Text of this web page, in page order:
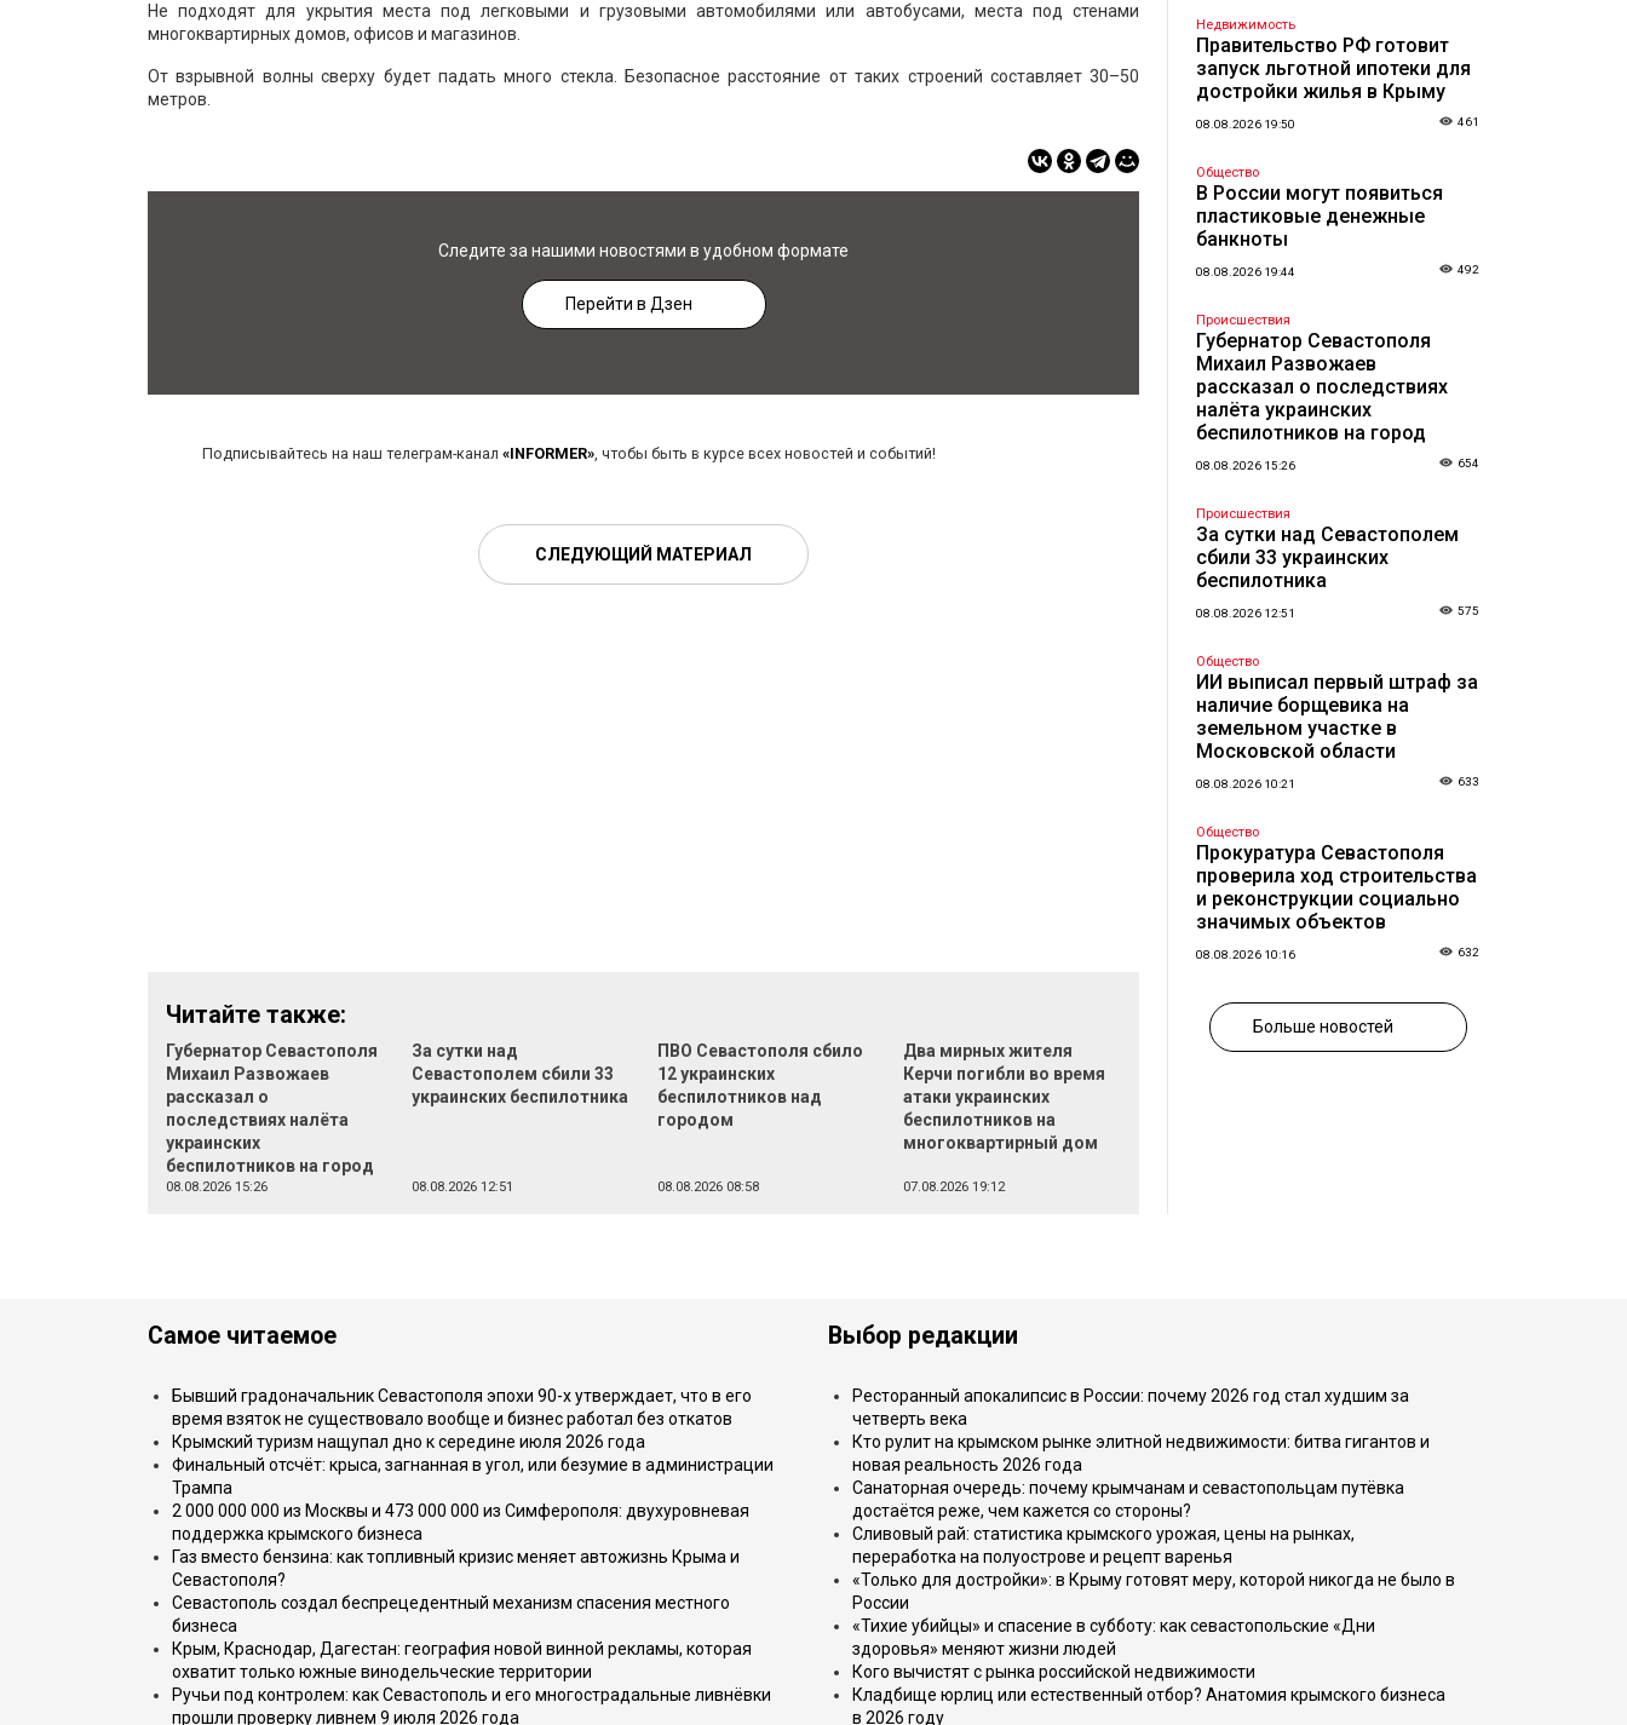
Не подходят для укрытия места под легковыми и грузовыми автомобилями или автобусами, места под стенами
многоквартирных домов, офисов и магазинов.
От взрывной волны сверху будет падать много стекла. Безопасное расстояние от таких строений составляет 30–50
метров.
Следите за нашими новостями в удобном формате
Перейти в Дзен
Подписывайтесь на наш телеграм-канал «INFORMER», чтобы быть в курсе всех новостей и событий!
СЛЕДУЮЩИЙ МАТЕРИАЛ
Читайте также:
Губернатор Севастополя
Михаил Развожаев
рассказал о
последствиях налёта
украинских
беспилотников на город
08.08.2026 15:26
За сутки над
Севастополем сбили 33
украинских беспилотника
08.08.2026 12:51
ПВО Севастополя сбило
12 украинских
беспилотников над
городом
08.08.2026 08:58
Два мирных жителя
Керчи погибли во время
атаки украинских
беспилотников на
многоквартирный дом
07.08.2026 19:12
Недвижимость
Правительство РФ готовит
запуск льготной ипотеки для
достройки жилья в Крыму
08.08.2026 19:50 461
Общество
В России могут появиться
пластиковые денежные
банкноты
08.08.2026 19:44 492
Происшествия
Губернатор Севастополя
Михаил Развожаев
рассказал о последствиях
налёта украинских
беспилотников на город
08.08.2026 15:26 654
Происшествия
За сутки над Севастополем
сбили 33 украинских
беспилотника
08.08.2026 12:51 575
Общество
ИИ выписал первый штраф за
наличие борщевика на
земельном участке в
Московской области
08.08.2026 10:21 633
Общество
Прокуратура Севастополя
проверила ход строительства
и реконструкции социально
значимых объектов
08.08.2026 10:16 632
Больше новостей
Самое читаемое
Бывший градоначальник Севастополя эпохи 90-х утверждает, что в его
время взяток не существовало вообще и бизнес работал без откатов
Крымский туризм нащупал дно к середине июля 2026 года
Финальный отсчёт: крыса, загнанная в угол, или безумие в администрации
Трампа
2 000 000 000 из Москвы и 473 000 000 из Симферополя: двухуровневая
поддержка крымского бизнеса
Газ вместо бензина: как топливный кризис меняет автожизнь Крыма и
Севастополя?
Севастополь создал беспрецедентный механизм спасения местного
бизнеса
Крым, Краснодар, Дагестан: география новой винной рекламы, которая
охватит только южные винодельческие территории
Ручьи под контролем: как Севастополь и его многострадальные ливнёвки
прошли проверку ливнем 9 июля 2026 года
Выбор редакции
Ресторанный апокалипсис в России: почему 2026 год стал худшим за
четверть века
Кто рулит на крымском рынке элитной недвижимости: битва гигантов и
новая реальность 2026 года
Санаторная очередь: почему крымчанам и севастопольцам путёвка
достаётся реже, чем кажется со стороны?
Сливовый рай: статистика крымского урожая, цены на рынках,
переработка на полуострове и рецепт варенья
«Только для достройки»: в Крыму готовят меру, которой никогда не было в
России
«Тихие убийцы» и спасение в субботу: как севастопольские «Дни
здоровья» меняют жизни людей
Кого вычистят с рынка российской недвижимости
Кладбище юрлиц или естественный отбор? Анатомия крымского бизнеса
в 2026 году